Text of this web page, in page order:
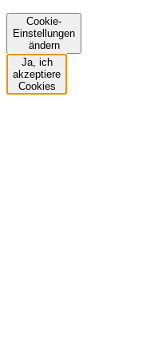
Cookie-
Einstellungen
ändern
Ja, ich
akzeptiere
Cookies